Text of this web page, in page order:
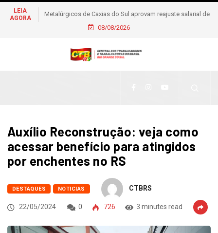
LEIA
AGORA
Metalúrgicos de Caxias do Sul aprovam reajuste salarial de
6% e piso de R$ 2,5 mil
08/08/2026
Auxílio Reconstrução: veja como
acessar benefício para atingidos
por enchentes no RS
DESTAQUES NOTICIAS CTBRS
22/05/2024 0 726 3 minutes read